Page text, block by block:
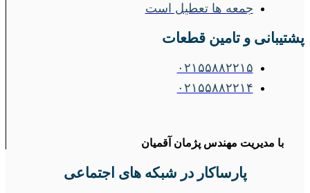
جمعه ها تعطیل است
پشتیبانی و تامین قطعات
۰۲۱۵۵۸۸۲۲۱۵
۰۲۱۵۵۸۸۲۲۱۴
با مدیریت مهندس پژمان آقمیان
پارساکار در شبکه های اجتماعی